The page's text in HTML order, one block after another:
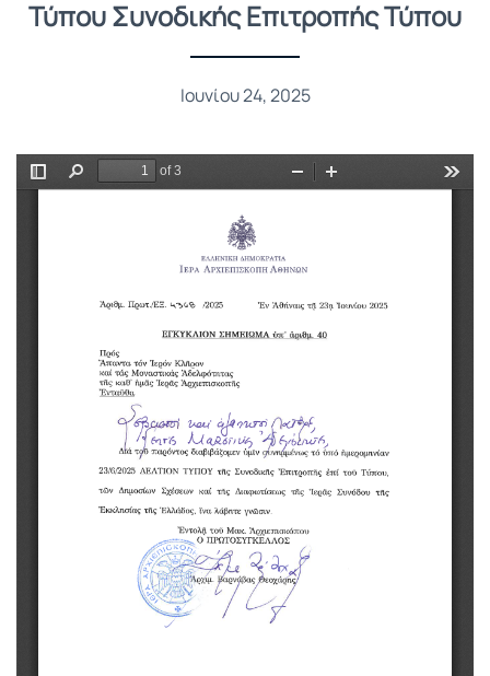
Τύπου Συνοδικής Επιτροπής Τύπου
Ιουνίου 24, 2025